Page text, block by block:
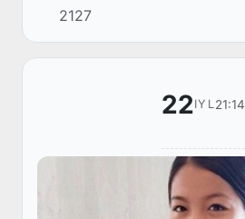
2127
22IYL21:14